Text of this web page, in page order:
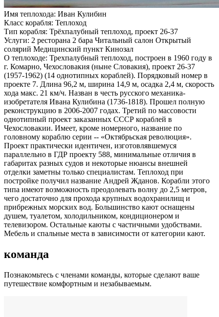
Имя теплохода: Иван Кулибин
Класс корабля: Теплоход
Тип корабля: Трёхпалубный теплоход, проект 26-37
Услуги: 2 ресторана 2 бара Читальный салон Открытый
солярий Медицинский пункт Кинозал
О теплоходе: Трехпалубный теплоход, построен в 1960 году в
г. Комарно, Чехословакия (ныне Словакия), проект 26-37
(1957-1962) (14 однотипных кораблей). Порядковый номер в
проекте 7. Длина 96,2 м, ширина 14,9 м, осадка 2,4 м, скорость
хода макс. 21 км/ч. Назван в честь русского механика-
изобретателя Ивана Кулибина (1736-1818). Прошел полную
реконструкцию в 2006-2007 годах. Третий по массовости
однотипный проект заказанных СССР кораблей в
Чехословакии. Имеет, кроме номерного, название по
головному кораблю серии -- «Октябрьская революция».
Проект практически идентичен, изготовлявшемуся
параллельно в ГДР проекту 588, минимальные отличия в
габаритах разных судов и некоторые нюансы внешней
отделки заметны только специалистам. Теплоход при
постройке получил название Андрей Жданов. Корабли этого
типа имеют возможность преодолевать волну до 2,5 метров,
чего достаточно для прохода крупных водохранилищ и
прибрежных морских вод. Большинство кают оснащены
душем, туалетом, холодильником, кондиционером и
телевизором. Остальные каюты с частичными удобствами.
Мебель и спальные места в зависимости от категории кают.
команда
Познакомьтесь с членами команды, которые сделают ваше
путешествие комфортным и незабываемым.